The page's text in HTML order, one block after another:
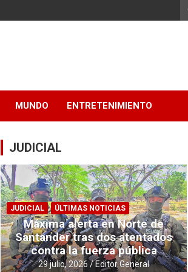
MUNDO ENTRETENIMIENTO
JUDICIAL
JUDICIAL ÚLTIMAS NOTICIAS
Máxima alerta en Norte de
Santander tras dos atentados
contra la fuerza pública
29 julio, 2026 Editor General